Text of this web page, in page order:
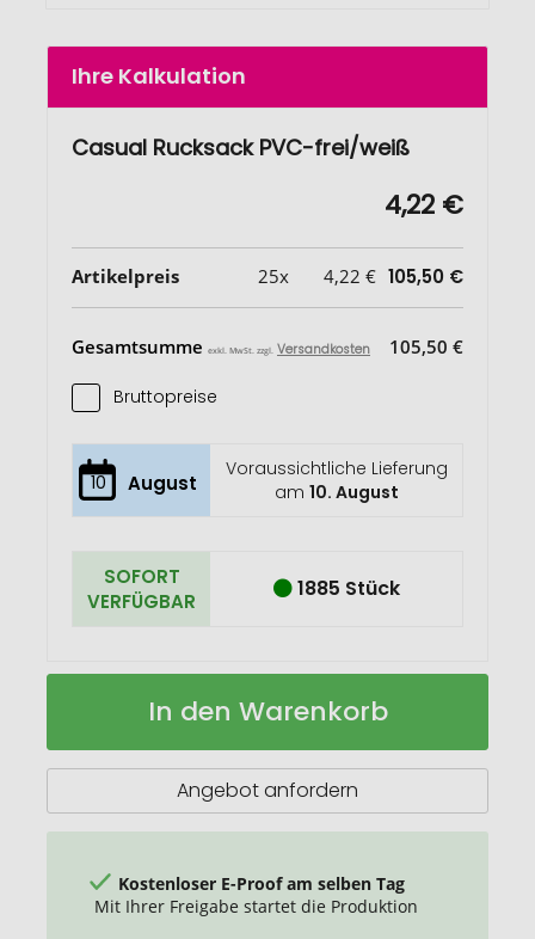
Ihre Kalkulation
Casual Rucksack PVC-frei/weiß
4,22 €
Artikelpreis 25x 4,22 € 105,50 €
Gesamtsumme exkl. MwSt. zzgl. Versandkosten 105,50 €
Bruttopreise
10 August
Voraussichtliche Lieferung
am 10. August
SOFORT
VERFÜGBAR
1885 Stück
Casual
frei
Auf
In den Warenkorb
Angebot anfordern
Kostenloser E-Proof am selben Tag
Mit Ihrer Freigabe startet die Produktion